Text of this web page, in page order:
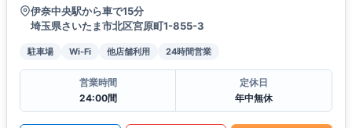
伊奈中央駅から車で15分
埼玉県さいたま市北区宮原町1-855-3
駐車場 Wi-Fi 他店舗利用 24時間営業
営業時間
24:00間
定休日
年中無休